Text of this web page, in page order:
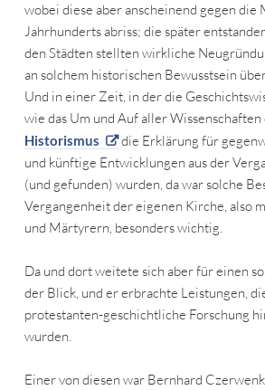
wobei diese aber anscheinend gegen die
Jahrhunderts abriss; die später
den Städten stellten wirkliche
an solchem historischen Bewusstsein
Und in einer Zeit, in der die
wie das Um und Auf aller
Historismus
die Erklärung für
und künftige Entwicklungen aus der
(und gefunden) wurden, da war solche
Vergangenheit der eigenen Kirche, also
und Märtyrern, besonders wichtig.
Da und dort weitete sich aber für einen
der Blick, und er erbrachte Leistungen,
protestanten-geschichtliche Forschung
wurden.
Einer von diesen war Bernhard